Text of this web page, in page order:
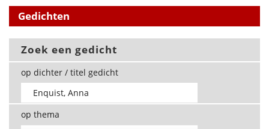
Gedichten
Zoek een gedicht
op dichter / titel gedicht
op thema